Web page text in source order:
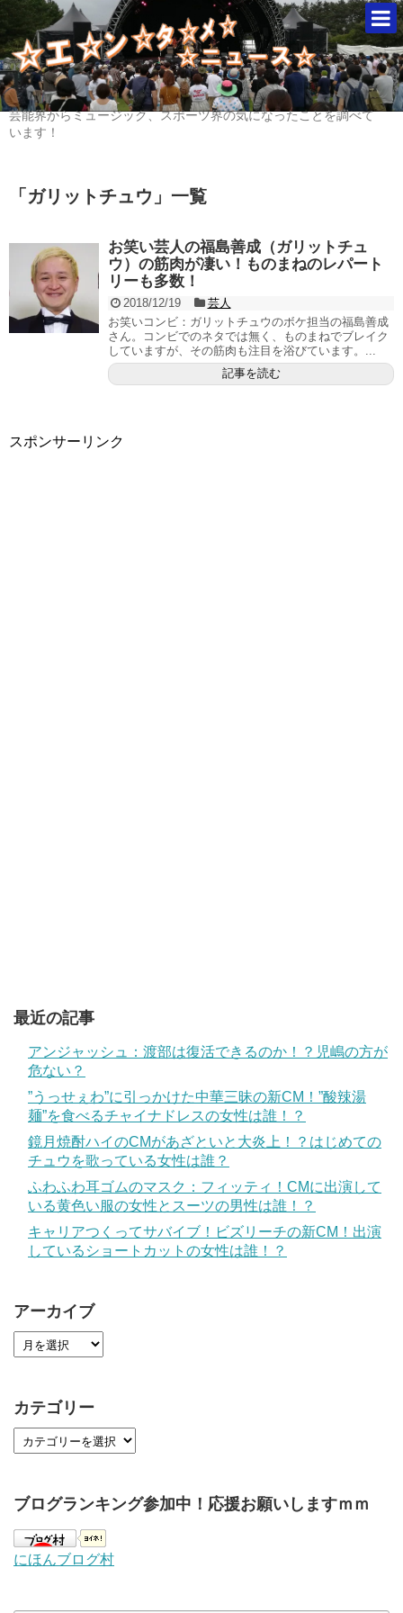
芸能界からミュージック、スポーツ界の気になったことを調べて
います！
「 ガリットチュウ 」 一覧
お笑い芸人の福島善成（ガリットチュ
ウ）の筋肉が凄い！ものまねのレパート
リーも多数！
2018/12/19
芸人
お笑いコンビ：ガリットチュウのボケ担当の福島善成
さん。コンビでのネタでは無く、ものまねでブレイク
していますが、その筋肉も注目を浴びています。...
記事を読む
スポンサーリンク
最近の記事
アンジャッシュ：渡部は復活できるのか！？児嶋の方が
危ない？
”うっせぇわ”に引っかけた中華三昧の新CM！”酸辣湯
麺”を食べるチャイナドレスの女性は誰！？
鏡月焼酎ハイのCMがあざといと大炎上！？はじめての
チュウを歌っている女性は誰？
ふわふわ耳ゴムのマスク：フィッティ！CMに出演して
いる黄色い服の女性とスーツの男性は誰！？
キャリアつくってサバイブ！ビズリーチの新CM！出演
しているショートカットの女性は誰！？
アーカイブ
カテゴリー
ブログランキング参加中！応援お願いしますｍｍ
にほんブログ村